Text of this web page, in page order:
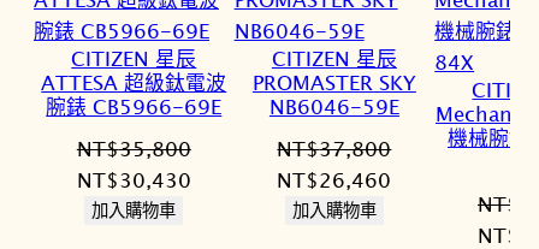
CITIZEN 星辰
ATTESA 超級鈦電波
腕錶 CB5966-69E
NT$35,800
原
始
NT$30,430目
加入購物車
CITIZEN 星辰
PROMASTER SKY
NB6046-59E
NT$37,800
原
始
NT$26,460
加入購物車
機械腕
NT$
原
NT$